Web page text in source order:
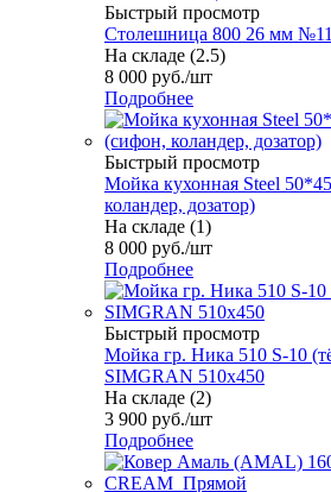
Быстрый просмотр
Столешница 800 26 мм
На складе (2.5)
8 000 руб./шт
Подробнее
Быстрый просмотр
Мойка кухонная Steel
коландер, дозатор)
На складе (1)
8 000 руб./шт
Подробнее
Быстрый просмотр
Мойка гр. Ника 510 S-10
SIMGRAN 510х450
На складе (2)
3 900 руб./шт
Подробнее